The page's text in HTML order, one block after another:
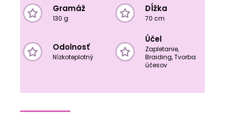
Gramáž
130 g
Dĺžka
70 cm
Odolnosť
Nízkoteplotný
Účel
Zapletanie,
Braiding, Tvorba
účesov